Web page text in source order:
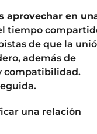
aprovechar en
tiempo
de que la
además de
compatibilidad.
una relación